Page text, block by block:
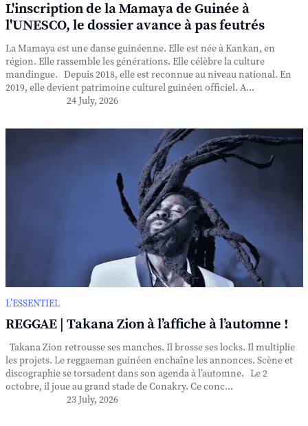
L'inscription de la Mamaya de Guinée à
l'UNESCO, le dossier avance à pas feutrés
La Mamaya est une danse guinéenne. Elle est née à Kankan, en
région. Elle rassemble les générations. Elle célèbre la culture
mandingue. Depuis 2018, elle est reconnue au niveau national. En
2019, elle devient patrimoine culturel guinéen officiel. A...
24 July, 2026
L’ESSENTIEL
REGGAE | Takana Zion à l’affiche à l’automne !
Takana Zion retrousse ses manches. Il brosse ses locks. Il multiplie
les projets. Le reggaeman guinéen enchaîne les annonces. Scène et
discographie se torsadent dans son agenda à l’automne. Le 2
octobre, il joue au grand stade de Conakry. Ce conc...
23 July, 2026